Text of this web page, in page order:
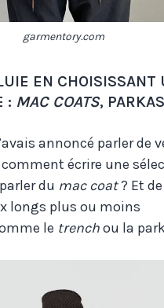
garmentory.com
EN CHOISISSANT
: MAC COATS,
annoncé parler de
écrire une
du mac coat? Et
longs plus ou moins
le trenchou la